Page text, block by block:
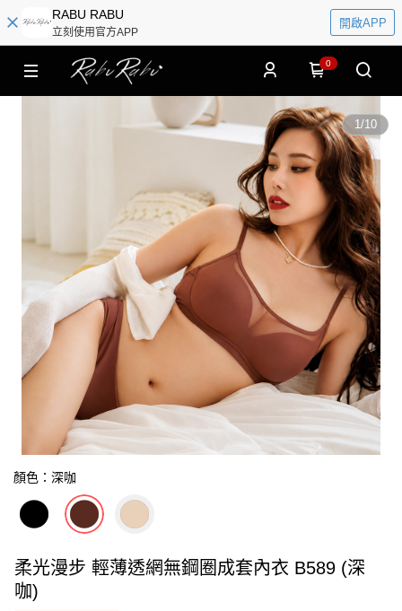
RABU RABU
立刻使用官方APP
開啟APP
0
1/10
顏色：深咖
柔光漫步 輕薄透網無鋼圈成套內衣 B589 (深
咖)